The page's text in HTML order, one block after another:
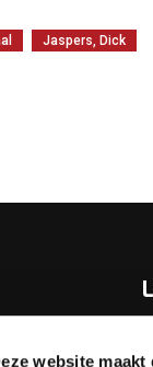
website
Jaspers, Dick